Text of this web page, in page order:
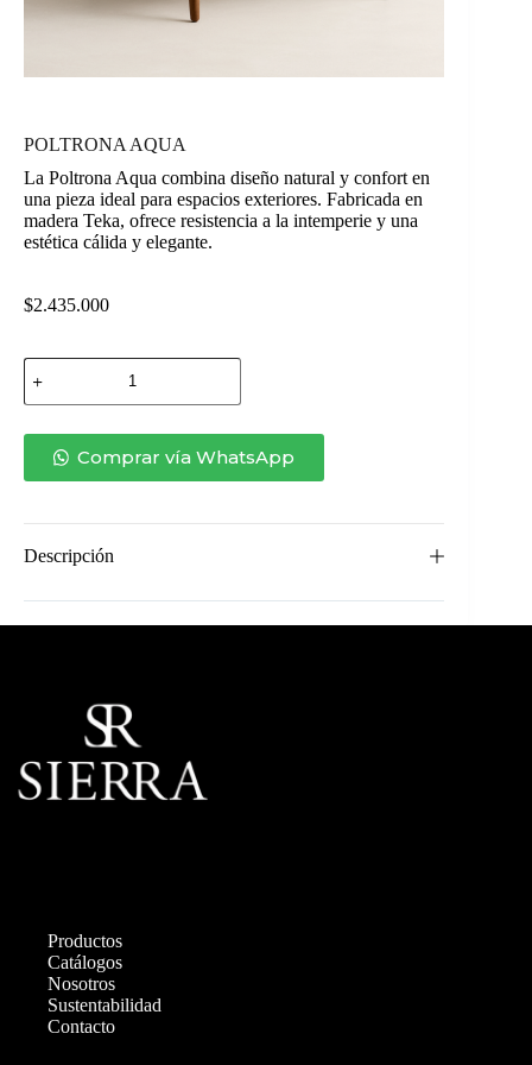
POLTRONA AQUA
La Poltrona Aqua combina diseño natural y confort en
una pieza ideal para espacios exteriores. Fabricada en
madera Teka, ofrece resistencia a la intemperie y una
estética cálida y elegante.
$2.435.000
POLTRONA
AQUA
cantidad
Comprar vía WhatsApp
Descripción
Productos
Catálogos
Nosotros
Sustentabilidad
Contacto